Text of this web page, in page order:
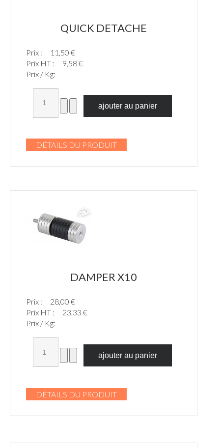
QUICK DETACHE
Prix :
11,50 €
Prix HT :
9,58 €
Prix / Kg:
DÉTAILS DU PRODUIT
DAMPER X10
Prix :
28,00 €
Prix HT :
23,33 €
Prix / Kg:
DÉTAILS DU PRODUIT